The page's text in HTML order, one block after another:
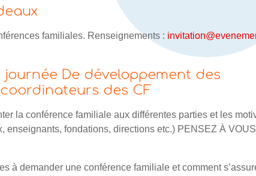
familiales. Renseignements :
De développement des
des CF
la conférence familiale aux différentes parties et les
enseignants, fondations, directions etc.) PENSEZ À VOUS
à demander une conférence familiale et comment